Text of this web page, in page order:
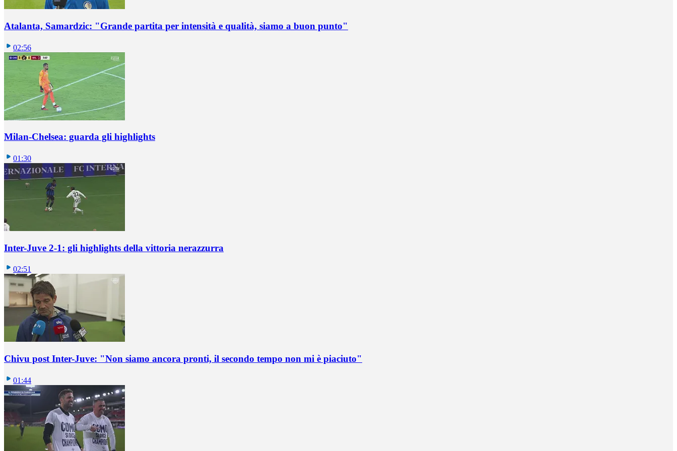
Atalanta, Samardzic: "Grande partita per intensità e qualità, siamo a buon punto"
02:56
Milan-Chelsea: guarda gli highlights
01:30
Inter-Juve 2-1: gli highlights della vittoria nerazzurra
02:51
Chivu post Inter-Juve: "Non siamo ancora pronti, il secondo tempo non mi è piaciuto"
01:44